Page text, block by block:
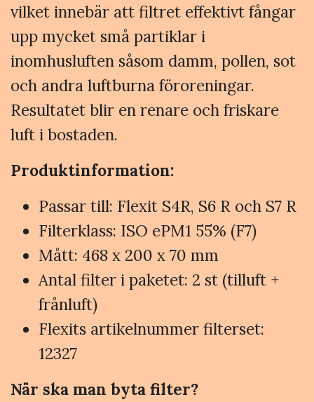
vilket innebär att filtret effektivt fångar
upp mycket små partiklar i
inomhusluften såsom damm, pollen, sot
och andra luftburna föroreningar.
Resultatet blir en renare och friskare
luft i bostaden.
Produktinformation:
Passar till: Flexit S4R, S6 R och S7 R
Filterklass: ISO ePM1 55% (F7)
Mått: 468 x 200 x 70 mm
Antal filter i paketet: 2 st (tilluft +
frånluft)
Flexits artikelnummer filterset:
12327
När ska man byta filter?